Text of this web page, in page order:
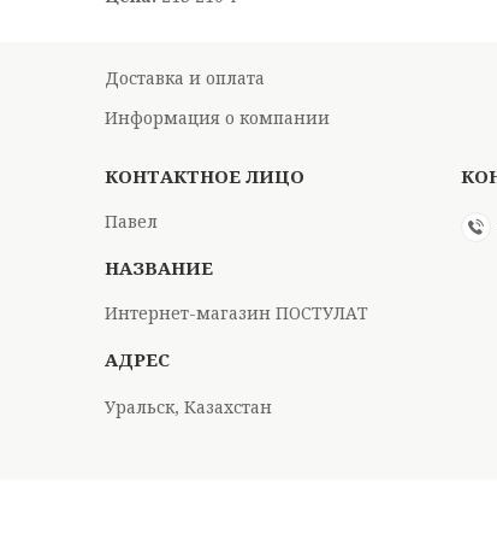
Доставка и оплата
Информация о компании
Павел
Интернет-магазин ПОСТУЛАТ
Уральск, Казахстан